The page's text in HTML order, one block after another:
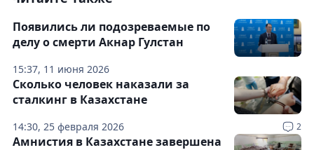
15:37, 11 июня 2026
Появились ли подозреваемые по
делу о смерти Акнар Гулстан
14:30, 25 февраля 2026 2
Сколько человек наказали за
сталкинг в Казахстане
Амнистия в Казахстане завершена